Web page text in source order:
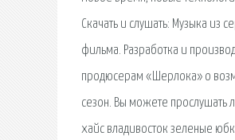
Скачать и слушать: Музыка из
фильма. Разработка и
продюсерам «Шерлока» о
сезон. Вы можете прослушать
хайс владивосток зеленые